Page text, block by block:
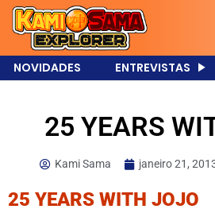
NOVIDADES ENTREVISTAS
25 YEARS
Kami Sama janeiro 21,
25 YEARS WITH JOJO